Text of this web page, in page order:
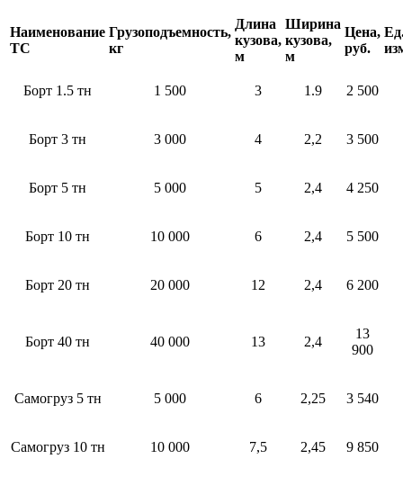
Наименование
ТС
Грузоподъемность,
кг
Длина
кузова,
м
Ширина
кузова,
м
Цена,
руб.
Борт 1.5 тн 1 500 3 1.9 2 500
Борт 3 тн 3 000 4 2,2 3 500
Борт 5 тн 5 000 5 2,4 4 250
Борт 10 тн 10 000 6 2,4 5 500
Борт 20 тн 20 000 12 2,4 6 200
Борт 40 тн 40 000 13 2,4
13
900
Самогруз 5 тн 5 000 6 2,25 3 540
Самогруз 10 тн 10 000 7,5 2,45 9 850